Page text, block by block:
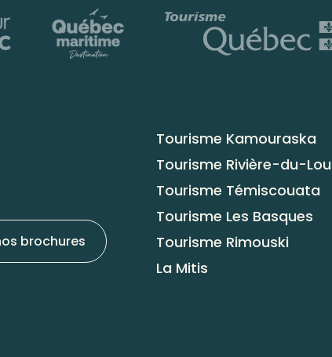
brochures
Tourisme Kamouraska
Tourisme Rivière-du-
Tourisme Témiscouata
Tourisme Les Basques
Tourisme Rimouski
La Mitis